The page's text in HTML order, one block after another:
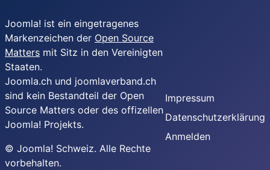
Joomla! ist ein eingetragenes
Markenzeichen der Open Source
Matters mit Sitz in den Vereinigten
Staaten.
Joomla.ch und joomlaverband.ch
sind kein Bestandteil der Open
Source Matters oder des offizellen
Joomla! Projekts.
© Joomla! Schweiz. Alle Rechte
vorbehalten.
Impressum
Datenschutzerklärung
Anmelden